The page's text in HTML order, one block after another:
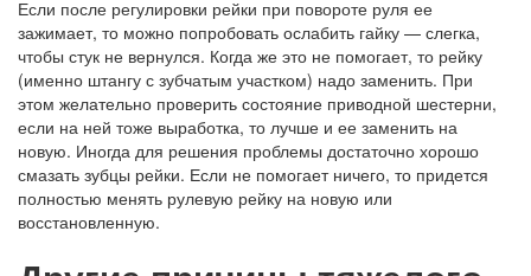
Если после регулировки рейки при повороте руля ее
зажимает, то можно попробовать ослабить гайку — слегка,
чтобы стук не вернулся. Когда же это не помогает, то рейку
(именно штангу с зубчатым участком) надо заменить. При
этом желательно проверить состояние приводной шестерни,
если на ней тоже выработка, то лучше и ее заменить на
новую. Иногда для решения проблемы достаточно хорошо
смазать зубцы рейки. Если не помогает ничего, то придется
полностью менять рулевую рейку на новую или
восстановленную.